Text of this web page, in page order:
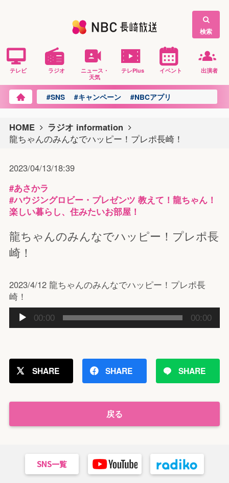
検索
テレビ ラジオ
ニュース・
天気
テレPlus イベント 出演者
#SNS #キャンペーン #NBCアプリ
HOME
ラジオ information
龍ちゃんのみんなでハッピー！プレポ長崎！
2023/04/13/18:39
#あさかラ
#ハウジングロビー・プレゼンツ 教えて！龍ちゃん！
楽しい暮らし、住みたいお部屋！
龍ちゃんのみんなでハッピー！プレポ長
崎！
2023/4/12 龍ちゃんのみんなでハッピー！プレポ長
崎！
声
ー
ヤ
ー
00:00 00:00
SHARE SHARE SHARE
戻る